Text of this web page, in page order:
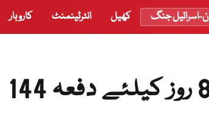
اسرائیل جنگ کھیل انٹرٹینمنٹ کاروبار
ایس سی او اجلاس ، راولپنڈی میں 8 روز کیلئے دفعہ 144